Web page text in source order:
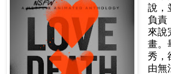
說，
負責
來說
畫。
秀，
由無